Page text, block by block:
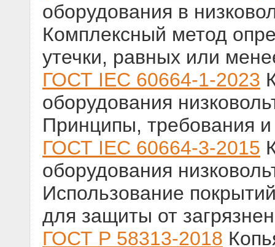
оборудования в
Комплексный метод
утечки, равных или
ГОСТ IEC 60664-1-2023
оборудования
Принципы, требования
ГОСТ IEC 60664-3-2015
оборудования
Использование
для защиты от
ГОСТ Р 58313-2018